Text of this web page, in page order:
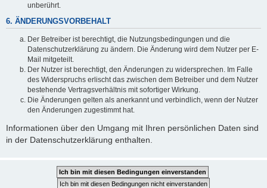
unberührt.
6. ÄNDERUNGSVORBEHALT
Der Betreiber ist berechtigt, die Nutzungsbedingungen und die
Datenschutzerklärung zu ändern. Die Änderung wird dem Nutzer per E-
Mail mitgeteilt.
Der Nutzer ist berechtigt, den Änderungen zu widersprechen. Im Falle
des Widerspruchs erlischt das zwischen dem Betreiber und dem Nutzer
bestehende Vertragsverhältnis mit sofortiger Wirkung.
Die Änderungen gelten als anerkannt und verbindlich, wenn der Nutzer
den Änderungen zugestimmt hat.
Informationen über den Umgang mit Ihren persönlichen Daten sind
in der Datenschutzerklärung enthalten.